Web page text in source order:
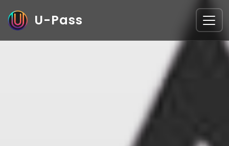
U-Pass